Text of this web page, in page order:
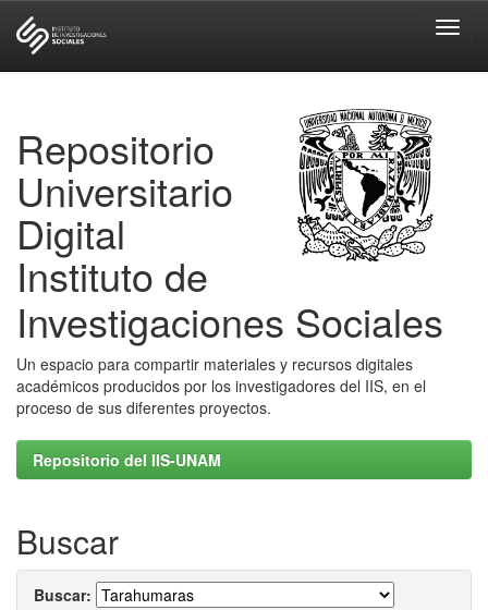
Repositorio
Universitario
Digital
Instituto de
Investigaciones Sociales
Un espacio para compartir materiales y recursos digitales
académicos producidos por los investigadores del IIS, en el
proceso de sus diferentes proyectos.
Repositorio del IIS-UNAM
Buscar
Buscar: